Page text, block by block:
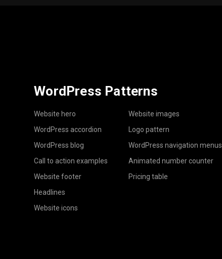
WordPress Patterns
Website hero
WordPress accordion
WordPress blog
Call to action examples
Website footer
Headlines
Website icons
Website images
Logo pattern
WordPress navigation menus
Animated number counter
Pricing table